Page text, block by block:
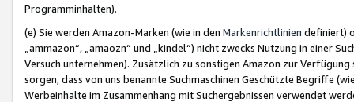
Programminhalten).
(e) Sie werden Amazon-Marken (wie in den Markenrichtlinien definiert)
„ammazon“, „amaozn“ und „kindel“) nicht zwecks Nutzung in einer
Versuch unternehmen). Zusätzlich zu sonstigen Amazon zur
sorgen, dass von uns benannte Suchmaschinen Geschützte Begriffe
Werbeinhalte im Zusammenhang mit Suchergebnissen verwendet